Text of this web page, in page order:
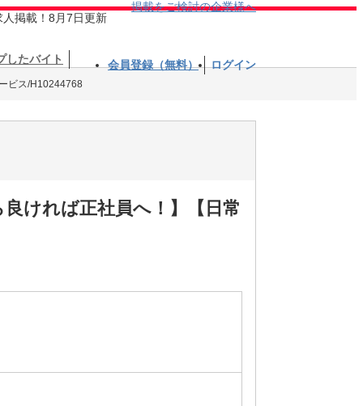
人掲載！8月7日更新
掲載をご検討の企業様へ
したバイト 会員登録（無料） ログイン
ビス/H10244768
ければ正社員へ！】【日常